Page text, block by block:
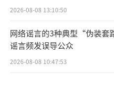
2026-08-08 13:10:50
网络谣言的3种典型“伪装套
谣言频发误导公众
2026-08-08 10:47:53